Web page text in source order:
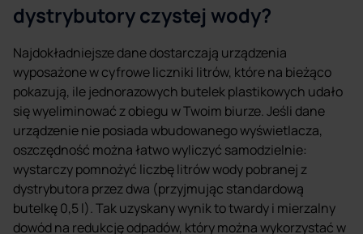
dystrybutory czystej wody?
Najdokładniejsze dane dostarczają urządzenia
wyposażone w cyfrowe liczniki litrów, które na bieżąco
pokazują, ile jednorazowych butelek plastikowych udało
się wyeliminować z obiegu w Twoim biurze. Jeśli dane
urządzenie nie posiada wbudowanego wyświetlacza,
oszczędność można łatwo wyliczyć samodzielnie:
wystarczy pomnożyć liczbę litrów wody pobranej z
dystrybutora przez dwa (przyjmując standardową
butelkę 0,5 l). Tak uzyskany wynik to twardy i mierzalny
dowód na redukcję odpadów, który można wykorzystać w